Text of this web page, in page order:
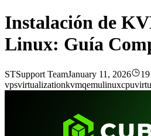
Instalación de
Linux: Guía
STSupport TeamJanuary 11, 2026
vpsvirtualizationkvmqemulinuxcpu